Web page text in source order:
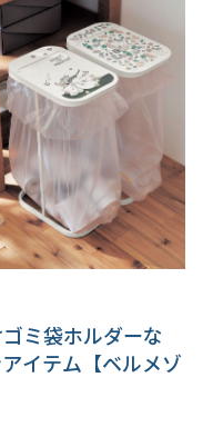
ミ袋ホルダーな
イテム【ベルメゾ